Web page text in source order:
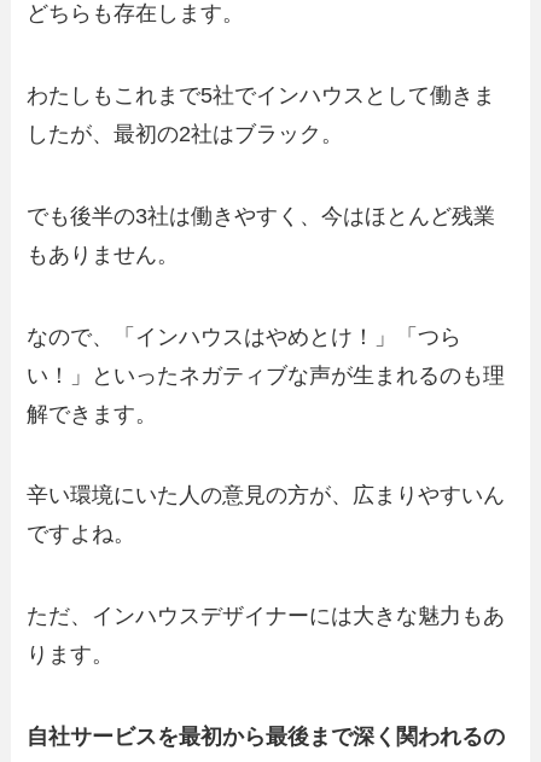
どちらも存在します。
わたしもこれまで5社でインハウスとして働きま
したが、最初の2社はブラック。
でも後半の3社は働きやすく、今はほとんど残業
もありません。
なので、「インハウスはやめとけ！」「つら
い！」といったネガティブな声が生まれるのも理
解できます。
辛い環境にいた人の意見の方が、広まりやすいん
ですよね。
ただ、インハウスデザイナーには大きな魅力もあ
ります。
自社サービスを最初から最後まで深く関われるの